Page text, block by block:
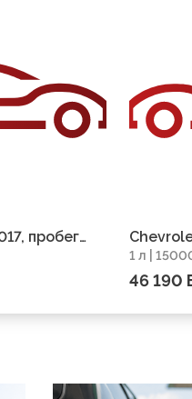
пробег
150000
1 л |
46 190